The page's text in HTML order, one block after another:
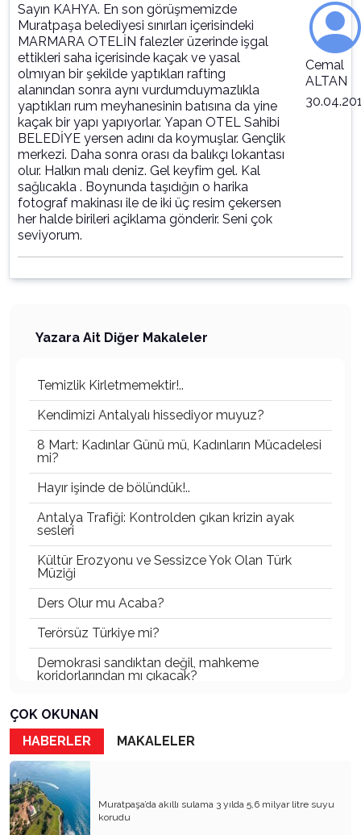
Sayın KAHYA. En son görüşmemizde
Muratpaşa belediyesi sınırları içerisindeki
MARMARA OTELİN falezler üzerinde işgal
ettikleri saha içerisinde kaçak ve yasal
olmıyan bir şekilde yaptıkları rafting
alanından sonra aynı vurdumduymazlıkla
yaptıkları rum meyhanesinin batısına da yine
kaçak bir yapı yapıyorlar. Yapan OTEL Sahibi
BELEDİYE yersen adını da koymuşlar. Gençlik
merkezi. Daha sonra orası da balıkçı lokantası
olur. Halkın malı deniz. Gel keyfim gel. Kal
sağlıcakla . Boynunda taşıdığın o harika
fotograf makinası ile de iki üç resim çekersen
her halde birileri açiklama gönderir. Seni çok
seviyorum.
Cemal
ALTAN
Yazara Ait Diğer Makaleler
Temizlik Kirletmemektir!..
Kendimizi Antalyalı hissediyor muyuz?
8 Mart: Kadınlar Günü mü, Kadınların Mücadelesi
mi?
Hayır işinde de bölündük!..
Antalya Trafiği: Kontrolden çıkan krizin ayak
sesleri
Kültür Erozyonu ve Sessizce Yok Olan Türk
Müziği
Ders Olur mu Acaba?
Terörsüz Türkiye mi?
Demokrasi sandıktan değil, mahkeme
koridorlarından mı çıkacak?
Turizmde Herşey Dahil Sistemi tartışılmalı
MB Başkanı ve Şimşek’e
Padişahın Vergi Deneyi!..
Erdoğan ve Özel’e açık mektup!..
ÇOK OKUNAN
HABERLER
MAKALELER
Muratpaşa’da akıllı sulama 3 yılda 5,6 milyar litre suyu
korudu